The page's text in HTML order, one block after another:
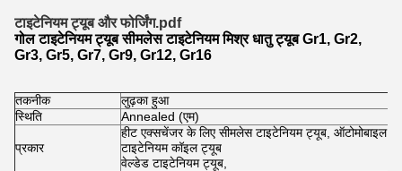
टाइटेनियम ट्यूब और फोर्जिंग.pdf
गोल टाइटेनियम ट्यूब सीमलेस टाइटेनियम मिश्र धातु ट्यूब Gr1, Gr2,
Gr3, Gr5, Gr7, Gr9, Gr12, Gr16
तकनीक
लुढ़का हुआ
स्थिति
Annealed (एम)
प्रकार
हीट एक्सचेंजर के लिए सीमलेस टाइटेनियम ट्यूब, ऑटोमोबाइल के
टाइटेनियम कॉइल ट्यूब
वेल्डेड टाइटेनियम ट्यूब,